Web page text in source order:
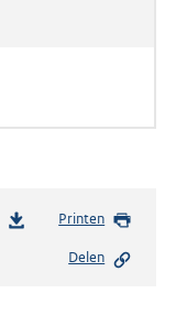
Printen
Delen